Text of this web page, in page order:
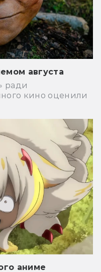
августа
ради
кино оценили
аниме